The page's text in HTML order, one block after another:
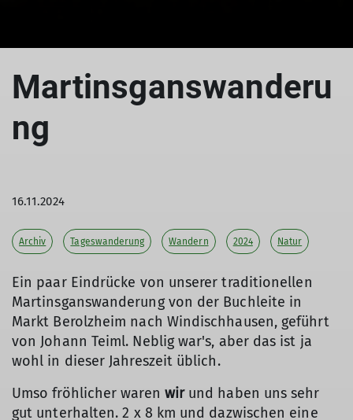
Martinsganswanderu
ng
16.11.2024
Archiv Tageswanderung Wandern 2024 Natur
Ein paar Eindrücke von unserer traditionellen
Martinsganswanderung von der Buchleite in
Markt Berolzheim nach Windischhausen, geführt
von Johann Teiml. Neblig war's, aber das ist ja
wohl in dieser Jahreszeit üblich.
Umso fröhlicher waren wirund haben uns sehr
gut unterhalten. 2 x 8 km und dazwischen eine